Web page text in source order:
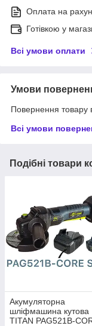
Оплата на
Готівкою у
Всі умови оплати
Умови
Повернення товару
Всі умови
Подібні товари
Акумуляторна
шліфмашина кутова
TITAN PAG521B-